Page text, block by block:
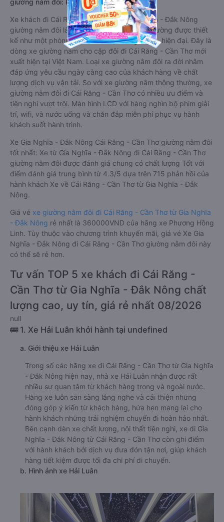
giường nằm đôi: Riêng tư, đầy đủ tiện nghi
Xe khách đi Cái Răng - Cần Thơ từ Gia Nghĩa - Đắk Nông
giường nằm đôi là loại xe đặc biệt. Với mỗi giường được thiết
kế như một phòng ngủ khách sạn sang trọng, hiện đại. Đây là
dòng xe giường nằm cho cặp đôi đi Cái Răng - Cần Thơ mới
xuất hiện tại Việt Nam. Loại xe giường nằm đôi ra đời nhằm
đáp ứng yêu cầu ngày càng cao của khách hàng về chất
lượng dịch vụ vận tải. So với xe giường nằm thông thường, xe
giường nằm đôi đi Cái Răng - Cần Thơ có nhiều ưu điểm và
tiện nghi vượt trội. Màn hình LCD với hàng nghìn bộ phim giải
trí, wifi, và nước uống và chăn đắp miễn phí phục vụ hành
khách suốt hành trình.
Xe Gia Nghĩa - Đắk Nông Cái Răng - Cần Thơ giường nằm đôi
tốt nhất: Xe từ Gia Nghĩa - Đắk Nông đi Cái Răng - Cần Thơ
giường nằm đôi được đánh giá chung có chất lượng Tốt với
điểm đánh giá trung bình từ 4.3/5 dựa trên 715 phản hồi của
hành khách Xe về Cái Răng - Cần Thơ từ Gia Nghĩa - Đắk
Nông.
Giá vé xe giường nằm đôi đi Cái Răng - Cần Thơ từ Gia Nghĩa
- Đắk Nông rẻ nhất là 360000VND của hãng xe Phương Hồng
Linh. Tùy thuộc vào chương trình khuyến mãi, giá vé Xe Gia
Nghĩa - Đắk Nông đi Cái Răng - Cần Thơ giường nằm đôi này
có thể sẽ rẻ hơn.
Tư vấn TOP 5 xe khách đi Cái Răng -
Cần Thơ từ Gia Nghĩa - Đắk Nông chất
lượng cao, uy tín, giá rẻ nhất 08/2026
null
🚌 1. Xe Hải Luân khởi hành tại undefined
a. Giới thiệu xe Hải Luân
Trong số các hãng xe đi Cái Răng - Cần Thơ từ Gia Nghĩa
- Đắk Nông hiện nay, nhà xe Hải Luân nhận được rất
nhiều sự quan tâm từ khách hàng trong và ngoài nước.
Hãng xe luôn sẵn sàng lắng nghe và cải thiện những
đóng góp ý kiến từ khách hàng, hứa hẹn mang lại cho
hành khách những trải nghiệm chuyến đi hoàn hảo nhất.
Bên cạnh dàn xe chất lượng, nội thất tiện nghi, xe đi Gia
Nghĩa - Đắk Nông từ Cái Răng - Cần Thơ còn ghi điểm
với hành khách bởi dịch vụ đưa đón tận nơi, giúp khách
hàng tiết kiệm được tối đa chi phí di chuyển.
b. Hình ảnh xe Hải Luân